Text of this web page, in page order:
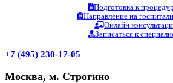
Подготовка к
Направление на
Онлайн
Записаться к
+7 (495) 230-17-05
Москва, м. Строгино